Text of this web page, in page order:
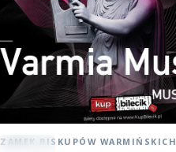
Koncert
ZAMEK BISKUPÓW WARMIŃSKICH